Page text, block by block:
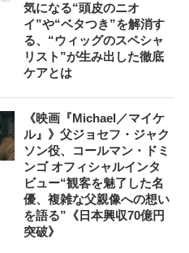
気になる“頭皮のニオ
イ”や“ベタつき”を解消す
る、“ウィッグのスペシャ
リスト”が生み出した徹底
ケアとは
《映画『Michael／マイケ
ル』》父ジョセフ・ジャク
ソン役、コールマン・ドミ
ンゴ オフィシャルインタ
ビュー“観客を魅了した名
優、複雑な父親像への想い
を語る”《日本興収70億円
突破》